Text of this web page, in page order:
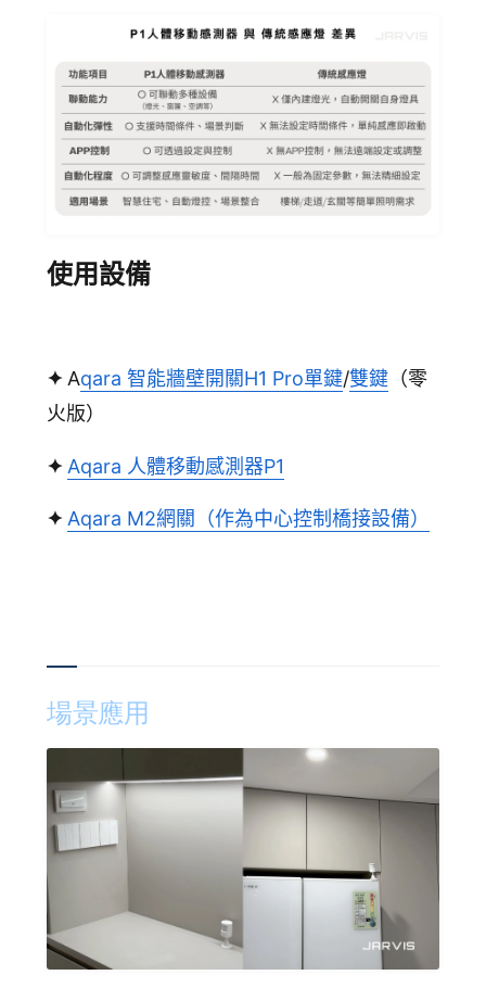
使用設備
✦Aqara 智能牆壁開關H1 Pro單鍵/雙鍵（零
火版）
✦ Aqara 人體移動感測器P1
✦Aqara M2網關（作為中心控制橋接設備）
場景應用